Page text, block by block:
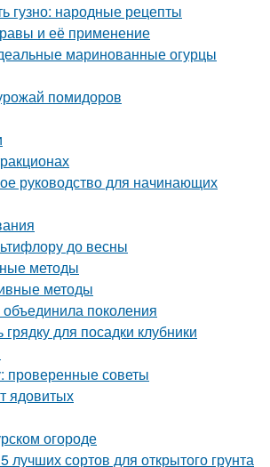
гузно: народные рецепты
и её применение
маринованные огурцы
помидоров
руководство для начинающих
до весны
методы
методы
поколения
для посадки клубники
проверенные советы
ядовитых
огороде
сортов для открытого грунта